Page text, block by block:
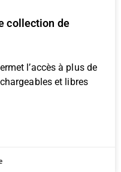
collection de
l’accès à plus de
et libres